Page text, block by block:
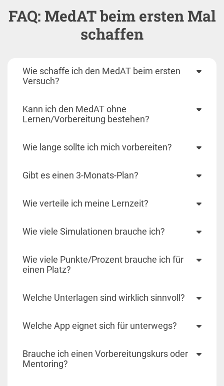
FAQ: MedAT beim ersten Mal
schaffen
Wie schaffe ich den MedAT beim ersten
Versuch?
Kann ich den MedAT ohne
Lernen/Vorbereitung bestehen?
Wie lange sollte ich mich vorbereiten?
Gibt es einen 3-Monats-Plan?
Wie verteile ich meine Lernzeit?
Wie viele Simulationen brauche ich?
Wie viele Punkte/Prozent brauche ich für
einen Platz?
Welche Unterlagen sind wirklich sinnvoll?
Welche App eignet sich für unterwegs?
Brauche ich einen Vorbereitungskurs oder
Mentoring?